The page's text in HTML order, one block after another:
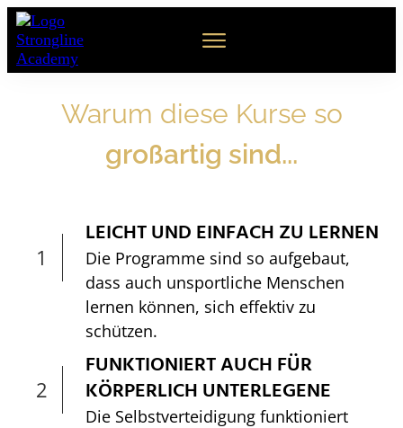
Warum diese Kurse so
großartig sind...
1
LEICHT UND EINFACH ZU LERNEN
Die Programme sind so aufgebaut,
dass auch unsportliche Menschen
lernen können, sich effektiv zu
schützen.
2
FUNKTIONIERT AUCH FÜR
KÖRPERLICH UNTERLEGENE
Die Selbstverteidigung funktioniert